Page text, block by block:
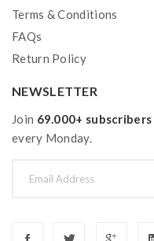
Terms & Conditions
FAQs
Return Policy
NEWSLETTER
Join 69.000+ subscribers
every Monday.